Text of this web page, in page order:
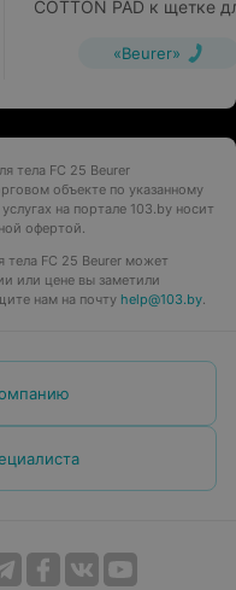
COTTON PAD к щетке
«Beurer»
тела FC 25 Beurer
объекте по указанному
на портале 103.by носит
офертой.
тела FC 25 Beurer может
или цене вы заметили
нам на почту help@103.by.